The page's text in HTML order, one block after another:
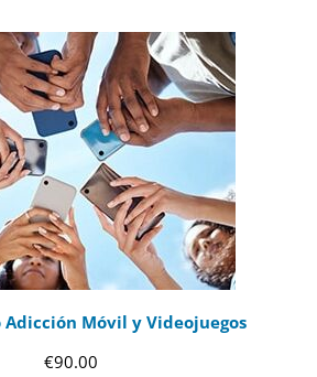
Móvil y Videojuegos
€90.00